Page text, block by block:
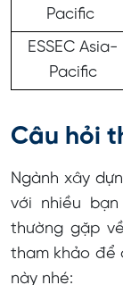
Pacific
ESSEC Asia-
Pacific
Câu hỏi
Ngành xây
với nhiều
thường gặp
tham khảo để
này nhé: